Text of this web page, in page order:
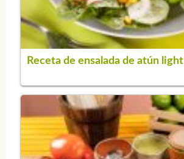
Receta de ensalada de atún light